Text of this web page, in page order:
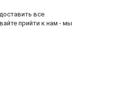
все
прийти к нам - мы